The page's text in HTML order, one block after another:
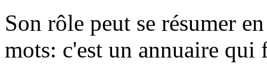
Son rôle peut se résumer
mots: c'est un annuaire qui